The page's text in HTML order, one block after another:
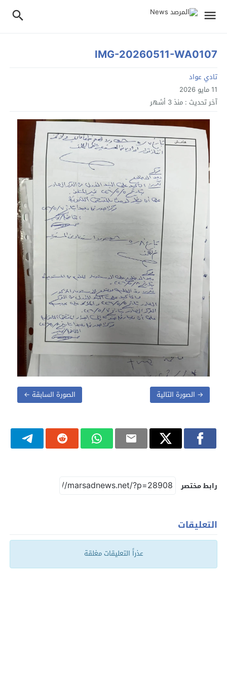
IMG-20260511-WA0107
تادي عواد
11 مايو 2026
آخر تحديث : منذ 3 أشهر
الصورة السابقة ← → الصورة التالية
رابط مختصر
التعليقات
عذراً التعليقات مغلقة